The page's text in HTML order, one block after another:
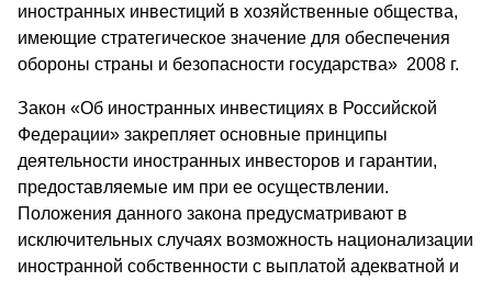
иностранных инвестиций в хозяйственные общества,
имеющие стратегическое значение для обеспечения
обороны страны и безопасности государства» 2008 г.
Закон «Об иностранных инвестициях в Российской
Федерации» закрепляет основные принципы
деятельности иностранных инвесторов и гарантии,
предоставляемые им при ее осуществлении.
Положения данного закона предусматривают в
исключительных случаях возможность национализации
иностранной собственности с выплатой адекватной и